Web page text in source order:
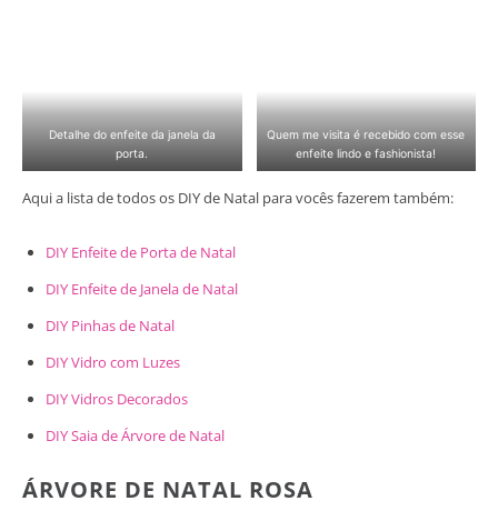
Detalhe do enfeite da janela da
porta.
Quem me visita é recebido com esse
enfeite lindo e fashionista!
Aqui a lista de todos os DIY de Natal para vocês fazerem também:
DIY Enfeite de Porta de Natal
DIY Enfeite de Janela de Natal
DIY Pinhas de Natal
DIY Vidro com Luzes
DIY Vidros Decorados
DIY Saia de Árvore de Natal
ÁRVORE DE NATAL ROSA